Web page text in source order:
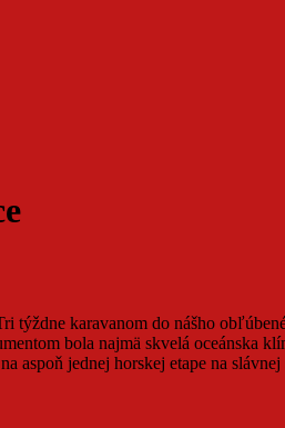
karavanom do nášho
bola najmä skvelá oceánska
jednej horskej etape na